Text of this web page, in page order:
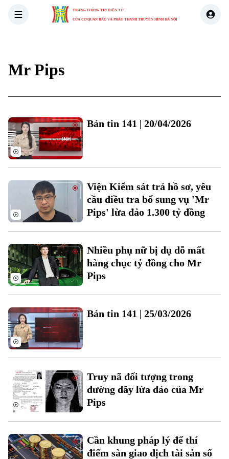
TRANG THÔNG TIN ĐIỆN TỬ
CỦA CƠ QUAN BÁO VÀ PHÁT THANH TRUYỀN HÌNH HÀ NỘI
Xu hướng
Chuyên mục
Thời sự
Hà Nội
Chính trị
Xã hội
An ninh trật tự
Hà Nội
Người Hà Nội
Khoảnh khắc Hà Nội
Ẩm thực
Thế giới
Tin tức
Hồ sơ
Kinh tế
Tin tức
Cafe sáng
Tin tức
Tàu và Xe
Mr Pips
Bản tin 141 | 20/04/2026
Viện Kiểm sát trả hồ sơ, yêu
cầu điều tra bổ sung vụ 'Mr
Pips' lừa đảo 1.300 tỷ đồng
Nhiều phụ nữ bị dụ dỗ mất
hàng chục tỷ đồng cho Mr
Pips
Bản tin 141 | 25/03/2026
Truy nã đối tượng trong
đường dây lừa đảo của Mr
Pips
Cần khung pháp lý để thí
điểm sàn giao dịch tài sản số